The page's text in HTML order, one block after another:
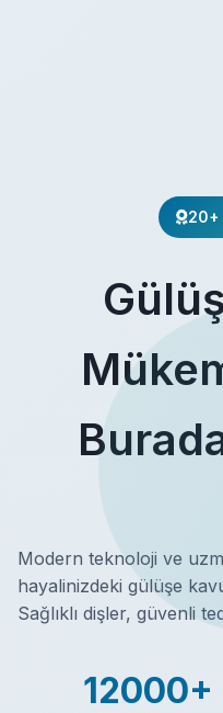
20+
Modern teknoloji ve
hayalinizdeki gülüşe
Sağlıklı dişler, güvenli
12000+